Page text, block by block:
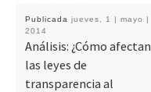
Publicada jueves, 1 | mayo |
2014
Análisis: ¿Cómo afectan
las leyes de
transparencia al